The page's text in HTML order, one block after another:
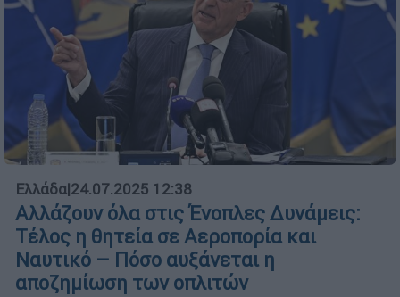
Ελλάδα|24.07.2025 12:38
Αλλάζουν όλα στις Ένοπλες Δυνάμεις:
Τέλος η θητεία σε Αεροπορία και
Ναυτικό – Πόσο αυξάνεται η
αποζημίωση των οπλιτών